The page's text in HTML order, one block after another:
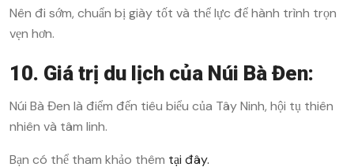
Nên đi sớm, chuẩn bị giày tốt và thể lực để hành trình trọn
vẹn hơn.
10. Giá trị du lịch của Núi Bà Đen:
Núi Bà Đen là điểm đến tiêu biểu của Tây Ninh, hội tụ thiên
nhiên và tâm linh.
Bạn có thể tham khảo thêm tại đây.